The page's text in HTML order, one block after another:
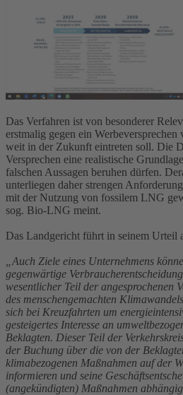
Das Verfahren ist von besonderer
erstmalig gegen ein Werbeversprechen
weit in der Zukunft eintreten soll. Die
Versprechen eine realistische
falschen Aussagen beruhen dürfen.
unterliegen daher strengen
mit der Nutzung von fossilem LNG
sog. Bio-LNG meint.
Das Landgericht führt in seinem Urteil
„Auch Ziele eines Unternehmens
gegenwärtige
wesentlicher Teil der angesprochenen
des menschengemachten
sich bei Kreuzfahrten um
gesteigertes Interesse an
Beklagten. Dieser Teil der
der Buchung über die von der
klimabezogenen Maßnahmen auf der
informieren und seine
(angekündigten) Maßnahmen